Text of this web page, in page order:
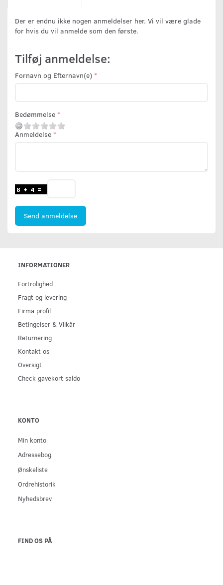
Der er endnu ikke nogen anmeldelser her. Vi vil være glade
for hvis du vil anmelde som den første.
Tilføj anmeldelse:
Fornavn og Efternavn(e)
Bedømmelse
Anmeldelse
Send anmeldelse
INFORMATIONER
Fortrolighed
Fragt og levering
Firma profil
Betingelser & Vilkår
Returnering
Kontakt os
Oversigt
Check gavekort saldo
KONTO
Min konto
Adressebog
Ønskeliste
Ordrehistorik
Nyhedsbrev
FIND OS PÅ